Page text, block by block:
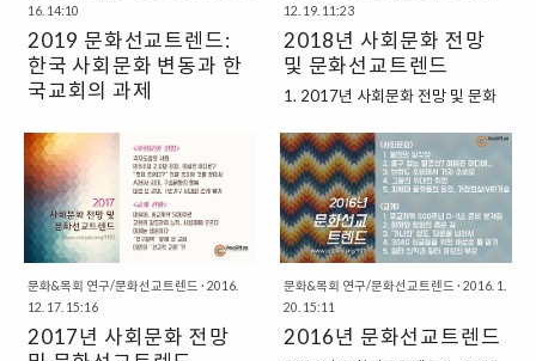
16. 14:10
2019 문화선교트렌드:
한국 사회문화 변동과 한
국교회의 과제
회문화적으로 급속한 변화 속에 살
아가고 있다. 물론 우리가 살아가는
데 필요한 가치나 철학, 지향성들이
쉽게 바뀌는 것은 아니지만 분명히
해마다 우리는 파격적으로 변동하
는 환경에 따라 적절한 응답을 하며
살아가게 된다. 그러한 응답의 방식
이 그 해의 삶의 태도, 모양, 내용을
결정한다. 그렇기에 더욱 특별히 그
12. 19. 11:23
2018년 사회문화 전망
및 문화선교트렌드
1. 2017년 사회문화 전망 및 문화
한 한해였다. 헌정사상 초유의 대통
령 파면에 이어 10년 만의 정권 교
체를 이끌어낸 것은 광장의 촛불이
었다. 국가적인 갈등과 혼란 속에서
시민들의 정치역량은 더욱 성숙해
졌다. 이러한 “민주주의 2.0의 진
화”를 이뤄낸 힘은 개인들의 느슨한
연대에 있었다. 온오프라인을 오가
며 “따로 또 같이” 모였다 흩어지는
문화&목회 연구/문화선교트렌드 · 2016.
12. 17. 15:16
2017년 사회문화 전망
문화&목회 연구/문화선교트렌드 · 2016. 1.
20. 15:11
2016년 문화선교트렌드